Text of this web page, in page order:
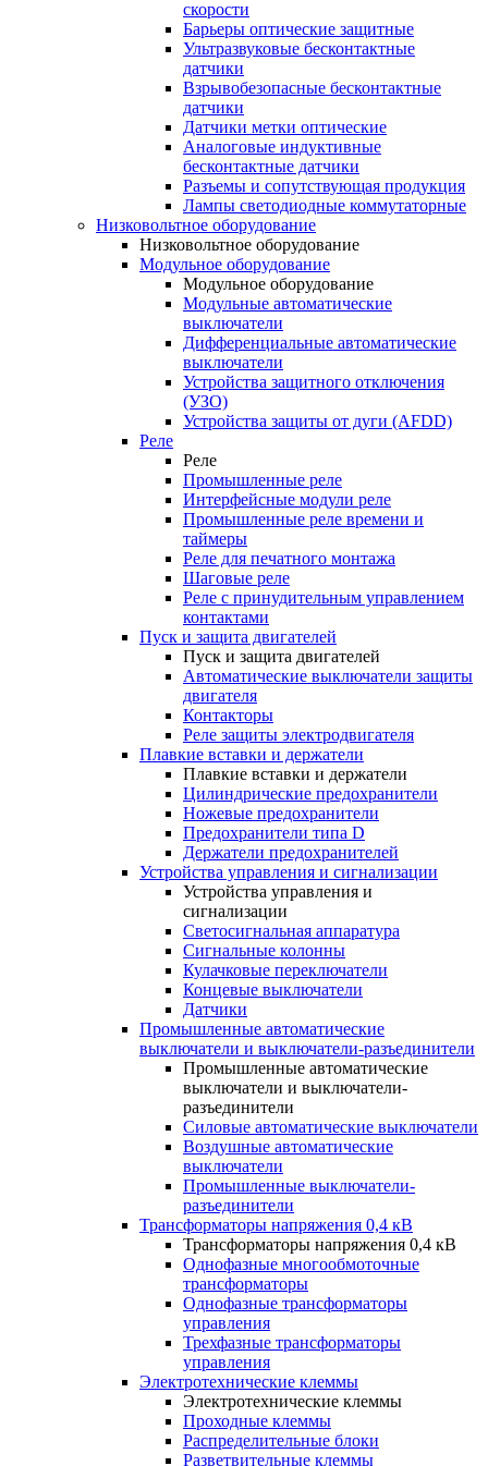
скорости
Барьеры оптические защитные
Ультразвуковые бесконтактные
датчики
Взрывобезопасные бесконтактные
датчики
Датчики метки оптические
Аналоговые индуктивные
бесконтактные датчики
Разъемы и сопутствующая продукция
Лампы светодиодные коммутаторные
Низковольтное оборудование
Низковольтное оборудование
Модульное оборудование
Модульное оборудование
Модульные автоматические
выключатели
Дифференциальные автоматические
выключатели
Устройства защитного отключения
(УЗО)
Устройства защиты от дуги (AFDD)
Реле
Реле
Промышленные реле
Интерфейсные модули реле
Промышленные реле времени и
таймеры
Реле для печатного монтажа
Шаговые реле
Реле с принудительным управлением
контактами
Пуск и защита двигателей
Пуск и защита двигателей
Автоматические выключатели защиты
двигателя
Контакторы
Реле защиты электродвигателя
Плавкие вставки и держатели
Плавкие вставки и держатели
Цилиндрические предохранители
Ножевые предохранители
Предохранители типа D
Держатели предохранителей
Устройства управления и сигнализации
Устройства управления и
сигнализации
Светосигнальная аппаратура
Сигнальные колонны
Кулачковые переключатели
Концевые выключатели
Датчики
Промышленные автоматические
выключатели и выключатели-разъединители
Промышленные автоматические
выключатели и выключатели-
разъединители
Силовые автоматические выключатели
Воздушные автоматические
выключатели
Промышленные выключатели-
разъединители
Трансформаторы напряжения 0,4 кВ
Трансформаторы напряжения 0,4 кВ
Однофазные многообмоточные
трансформаторы
Однофазные трансформаторы
управления
Трехфазные трансформаторы
управления
Электротехнические клеммы
Электротехнические клеммы
Проходные клеммы
Распределительные блоки
Разветвительные клеммы